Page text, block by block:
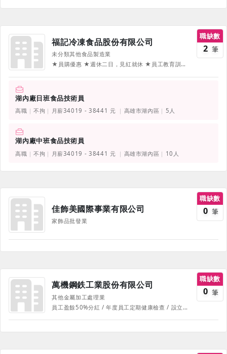
福記冷凍食品股份有限公司
未分類其他食品製造業
★員購優惠 ★週休二日，見紅就休 ★員工教育訓練，良好升遷制度 ◆獎金類：三節禮金、績效獎金、員工生日禮金、年終獎金、端午/中秋節金、公司禮品、部門團體獎金、留任獎金 ◆娛樂類：國內旅遊/員工尾牙(視營運狀況) ◆補助類：員工每年免費體檢/結婚禮金/生育補助/員工進修補助等
職缺數
2 筆
湖內廠日班食品技術員
高職 不拘 月薪34019 - 38441 元 高雄市湖內區 5人
湖內廠中班食品技術員
高職 不拘 月薪34019 - 38441 元 高雄市湖內區 10人
佳飾美國際事業有限公司
家飾品批發業
職缺數
0 筆
萬機鋼鉄工業股份有限公司
其他金屬加工處理業
員工盈餘50%分紅 / 年度員工定期健康檢查 / 設立醫護室及廠護人員，廠醫駐診諮詢 / 團體意外險，另可自費加保眷屬 / 全方位教育訓練課程及專業證照考取 提供個人完整安全防護裝備 / 員工餐廳 / 三節禮券(金) / 婚喪喜慶 / 本人、子女教育獎學金 / 員工宿舍或租房補助 / 工安急救訓練、消防演練及訓練 / 員工旅遊
職缺數
0 筆